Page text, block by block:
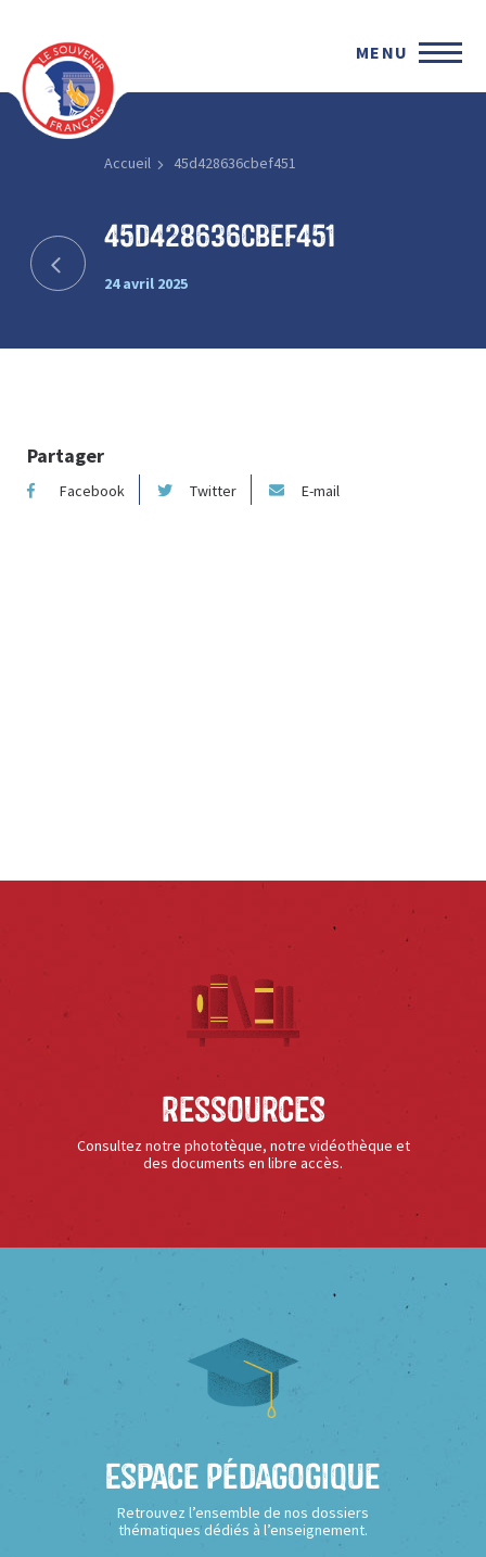
MENU
Accueil 45d428636cbef451
45d428636cbef451
24 avril 2025
Partager
Facebook Twitter E-mail
Ressources
Consultez notre phototèque, notre vidéothèque et
des documents en libre accès.
Espace Pédagogique
Retrouvez l’ensemble de nos dossiers
thématiques dédiés à l’enseignement.